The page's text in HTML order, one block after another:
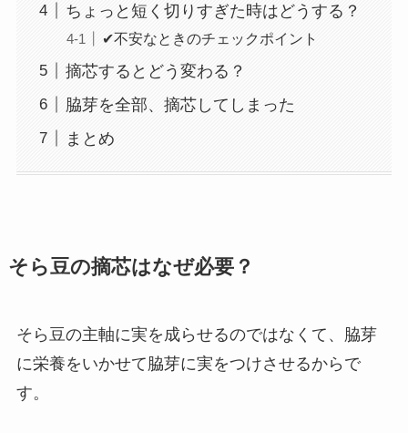
ちょっと短く切りすぎた時はどうする？
✔不安なときのチェックポイント
摘芯するとどう変わる？
脇芽を全部、摘芯してしまった
まとめ
そら豆の摘芯はなぜ必要？
そら豆の主軸に実を成らせるのではなくて、脇芽
に栄養をいかせて脇芽に実をつけさせるからで
す。